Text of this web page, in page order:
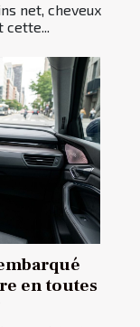
net, cheveux
cette...
en toutes